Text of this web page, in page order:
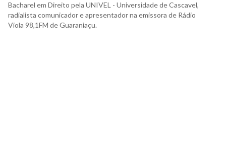
Bacharel em Direito pela UNIVEL - Universidade de Cascavel,
radialista comunicador e apresentador na emissora de Rádio
Viola 98,1FM de Guaraniaçu.